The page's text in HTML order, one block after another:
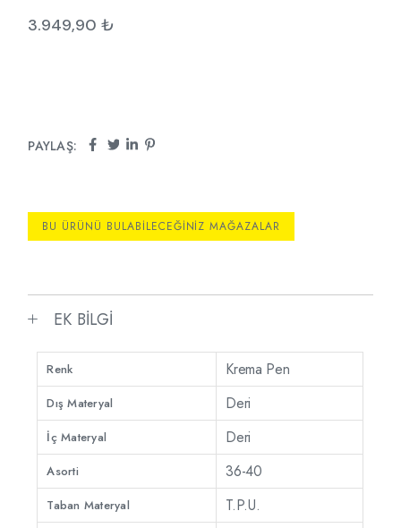
3.949,90₺
PAYLAŞ:
BU ÜRÜNÜ BULABILECEĞINIZ MAĞAZALAR
EK BILGI
Renk Krema Pen
Dış Materyal Deri
İç Materyal Deri
Asorti 36-40
Taban Materyal T.P.U.